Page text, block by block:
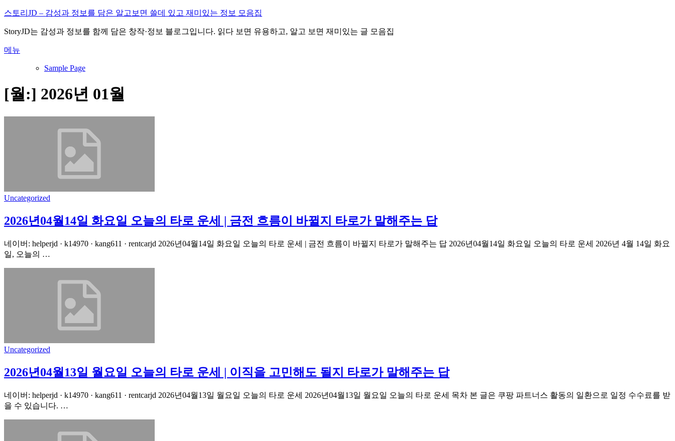
내
으
바
스토리JD – 감성과 정보를 담은 알고보면 쓸데 있고 재미있는 정보 모음집
StoryJD는 감성과 정보를 함께 담은 창작·정보 블로그입니다. 읽다 보면 유용하고, 알고 보면 재미있는 글 모음집
메뉴
Sample Page
[월:] 2026년 01월
Uncategorized
2026년04월14일 화요일 오늘의 타로 운세 | 금전 흐름이 바뀔지 타로가 말해주는 답
네이버: helperjd · k14970 · kang611 · rentcarjd 2026년04월14일 화요일 오늘의 타로 운세 | 금전 흐름이 바뀔지 타로가 말해주는 답 2026년04월14일 화요일 오늘의 타로 운세 2026년 4월 14일 화요
일, 오늘의 …
Uncategorized
2026년04월13일 월요일 오늘의 타로 운세 | 이직을 고민해도 될지 타로가 말해주는 답
네이버: helperjd · k14970 · kang611 · rentcarjd 2026년04월13일 월요일 오늘의 타로 운세 2026년04월13일 월요일 오늘의 타로 운세 목차 본 글은 쿠팡 파트너스 활동의 일환으로 일정 수수료를 받
을 수 있습니다. …